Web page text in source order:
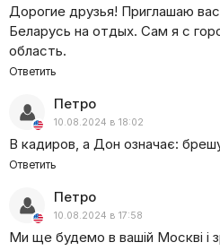
Дорогие друзья! Приглашаю
Беларусь на отдых. Сам я с
область.
Ответить
Петро
10.08.2024 в 18:02
В кадиров, а Дон означає:
Ответить
Петро
10.08.2024 в 17:58
Ми ще будемо в вашій Москві і